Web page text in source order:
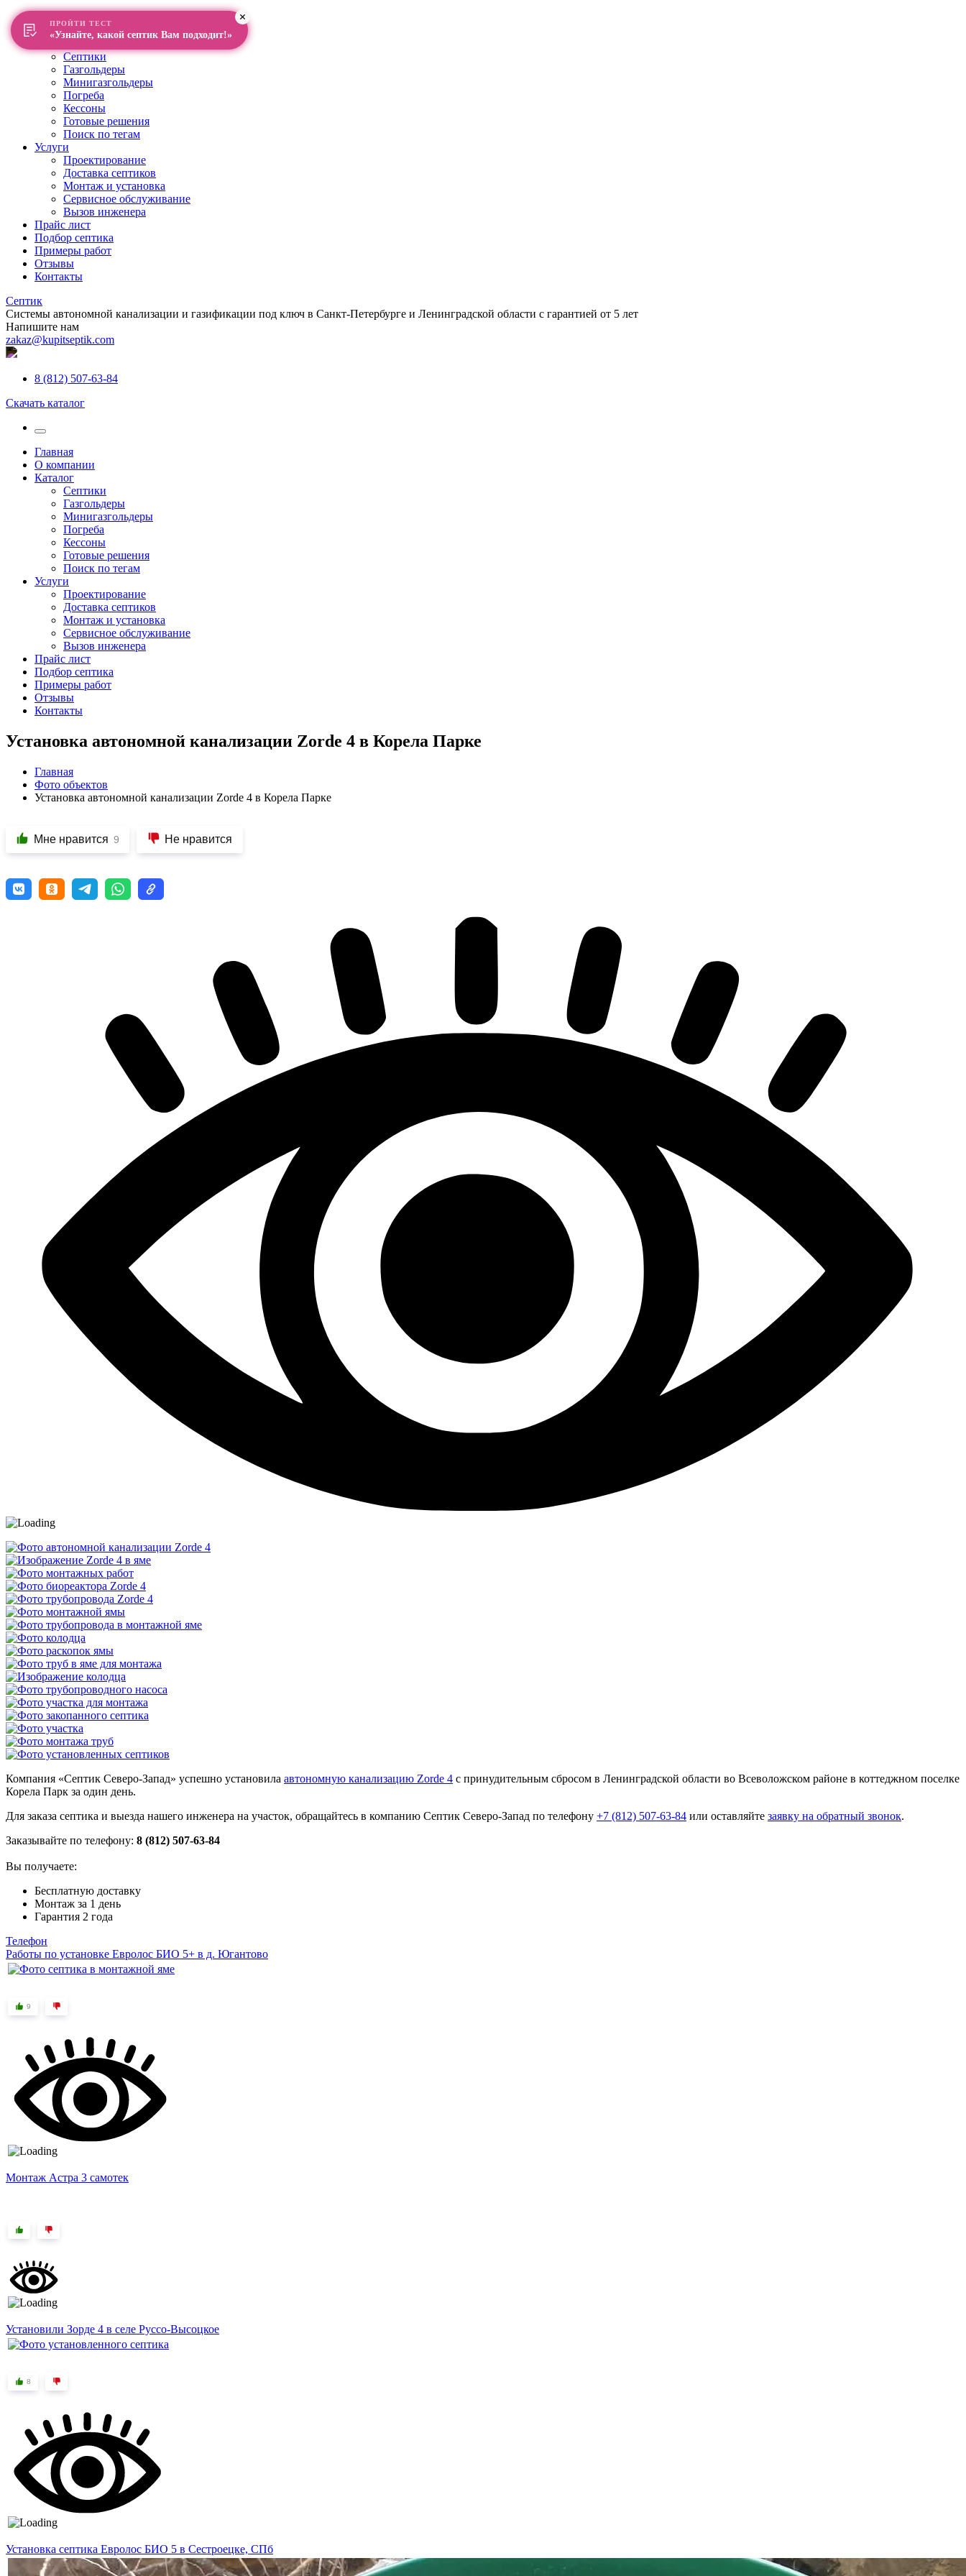
Главная
О компании
Септики
Газгольдеры
Минигазгольдеры
Погреба
Кессоны
Готовые решения
Поиск по тегам
Услуги
Проектирование
Доставка септиков
Монтаж и установка
Сервисное обслуживание
Вызов инженера
Прайс лист
Подбор септика
Примеры работ
Отзывы
Контакты
Септик
Системы автономной канализации и газификации под ключ в Санкт-Петербурге и Ленинградской области с гарантией от 5 лет
Напишите нам
zakaz@kupitseptik.com
8 (812) 507-63-84
Скачать каталог
Главная
О компании
Каталог
Септики
Газгольдеры
Минигазгольдеры
Погреба
Кессоны
Готовые решения
Поиск по тегам
Услуги
Проектирование
Доставка септиков
Монтаж и установка
Сервисное обслуживание
Вызов инженера
Прайс лист
Подбор септика
Примеры работ
Отзывы
Контакты
Установка автономной канализации Zorde 4 в Корела Парке
Главная
Фото объектов
Установка автономной канализации Zorde 4 в Корела Парке
Мне нравится 9 Не нравится
Компания «Септик Северо-Запад» успешно установила автономную канализацию Zorde 4 с принудительным сбросом в Ленинградской области во Всеволожском районе в коттеджном поселке
Корела Парк за один день.
Для заказа септика и выезда нашего инженера на участок, обращайтесь в компанию Септик Северо-Запад по телефону +7 (812) 507-63-84 или оставляйте заявку на обратный звонок.
Заказывайте по телефону: 8 (812) 507-63-84
Вы получаете:
Бесплатную доставку
Монтаж за 1 день
Гарантия 2 года
Телефон
Работы по установке Евролос БИО 5+ в д. Югантово
9
Монтаж Астра 3 самотек
Установили Зорде 4 в селе Руссо-Высоцкое
8
Установка септика Евролос БИО 5 в Сестроецке, СПб
ПРОЙТИ ТЕСТ
«Узнайте, какой септик Вам подходит!»